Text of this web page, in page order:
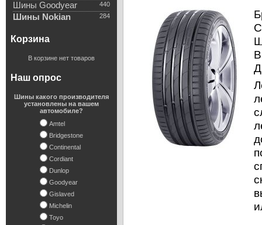
440
Шины Goodyear
284
Шины Nokian
Корзина
В корзине нет товаров
Наш опрос
Шины какого производителя
установлены на вашем
автомобиле?
Amtel
Bridgestone
Continental
Cordiant
Dunlop
Goodyear
Gislaved
Michelin
Toyo